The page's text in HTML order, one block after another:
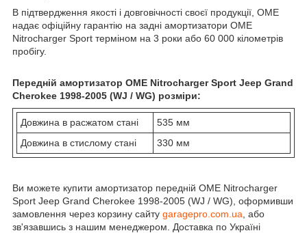
В підтвердження якості і довговічності своєї продукції, OME
надає офіційну гарантію на задні амортизатори OME
Nitrocharger Sport терміном на 3 роки або 60 000 кілометрів
пробігу.
Передній амортизатор OME Nitrocharger Sport Jeep Grand
Cherokee 1998-2005 (WJ / WG) розміри:
Довжина в расжатом стані
535 мм
Довжина в стислому стані
330 мм
Ви можете купити амортизатор передній OME Nitrocharger
Sport Jeep Grand Cherokee 1998-2005 (WJ / WG), оформивши
замовлення через корзину сайту garagepro.com.ua , або
зв'язавшись з нашим менеджером. Доставка по Україні